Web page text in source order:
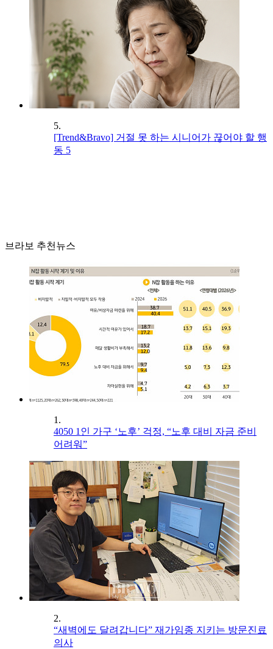
5.
[Trend&Bravo] 거절 못 하는 시니어가 끊어야 할 행
동 5
브라보 추천뉴스
1.
4050 1인 가구 ‘노후’ 걱정, “노후 대비 자금 준비
어려워”
2.
“새벽에도 달려갑니다” 재가임종 지키는 방문진료
의사